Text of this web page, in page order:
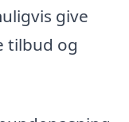
give
tilbud og